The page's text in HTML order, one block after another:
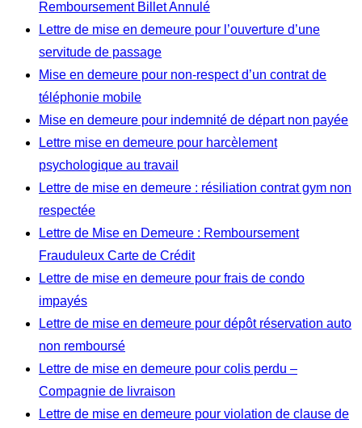
Remboursement Billet Annulé
Lettre de mise en demeure pour l’ouverture d’une
servitude de passage
Mise en demeure pour non-respect d’un contrat de
téléphonie mobile
Mise en demeure pour indemnité de départ non payée
Lettre mise en demeure pour harcèlement
psychologique au travail
Lettre de mise en demeure : résiliation contrat gym non
respectée
Lettre de Mise en Demeure : Remboursement
Frauduleux Carte de Crédit
Lettre de mise en demeure pour frais de condo
impayés
Lettre de mise en demeure pour dépôt réservation auto
non remboursé
Lettre de mise en demeure pour colis perdu –
Compagnie de livraison
Lettre de mise en demeure pour violation de clause de